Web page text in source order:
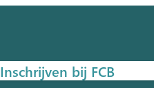
Inschrijven bij FCB